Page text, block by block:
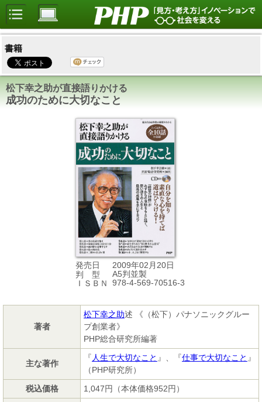
書籍
松下幸之助が直接語りかける
成功のために大切なこと
発売日
2009年02月20日
判 型
A5判並製
ＩＳＢＮ
978-4-569-70516-3
著者
松下幸之助述 《（松下）パナソニックグルー
プ創業者》
PHP総合研究所編著
主な著作
『 人生で大切なこと 』、『仕事で大切なこと 』
（PHP研究所）
税込価格
1,047円（本体価格952円）